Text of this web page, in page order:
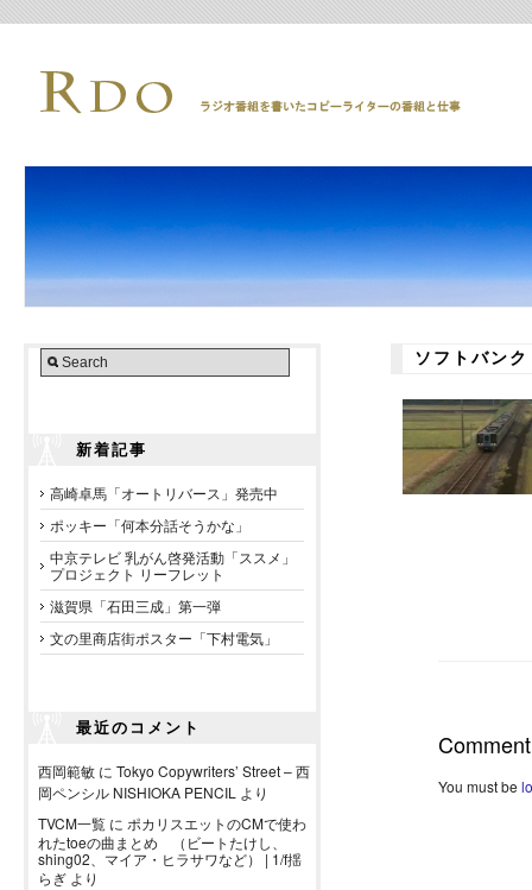
新着記事
高崎卓馬「オートリバース」発売中
ポッキー「何本分話そうかな」
中京テレビ 乳がん啓発活動「ススメ」
プロジェクト リーフレット
滋賀県「石田三成」第一弾
文の里商店街ポスター「下村電気」
最近のコメント
西岡範敏 に Tokyo Copywriters’ Street – 西
岡ペンシル NISHIOKA PENCIL より
TVCM一覧 に ポカリスエットのCMで使わ
れたtoeの曲まとめ （ビートたけし、
shing02、マイア・ヒラサワなど） | 1/f揺
らぎ より
ソフトバン
Comment
You must be